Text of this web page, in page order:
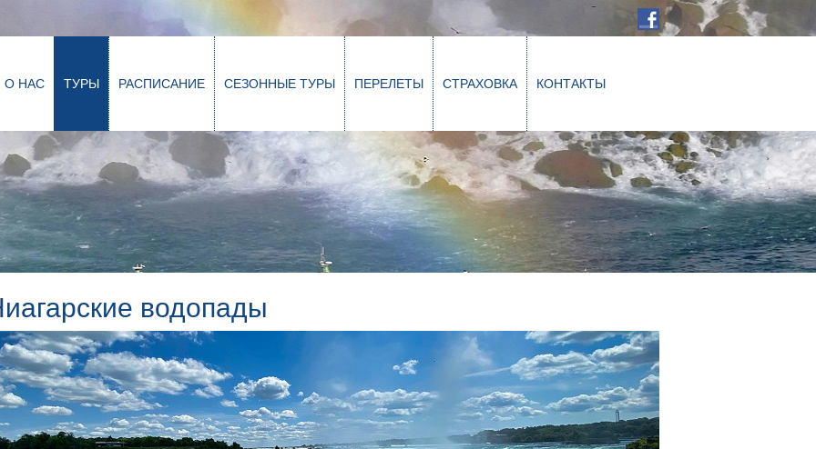
О НАС ТУРЫ РАСПИСАНИЕ СЕЗОННЫЕ ТУРЫ ПЕРЕЛЕТЫ СТРАХОВКА КОНТАКТЫ
водопады